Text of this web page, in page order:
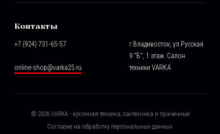
Контакты
+7 (924) 731-65-57
online-shop@varka25.ru
г.Владивосток, ул.Русская
9 "Б", 1 этаж. Салон
техники VARKA
© 2026VARKA - кухонная техника, сантехника и прачечные
Согласие на обработку персональных данных